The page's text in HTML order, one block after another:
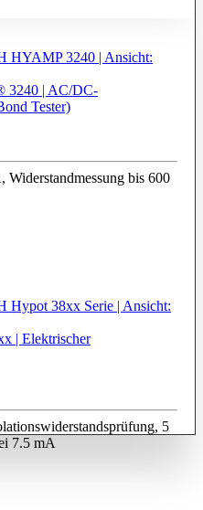
3240 | AC/DC-
Tester)
Widerstandmessung bis 600
| Elektrischer
5
7.5 mA